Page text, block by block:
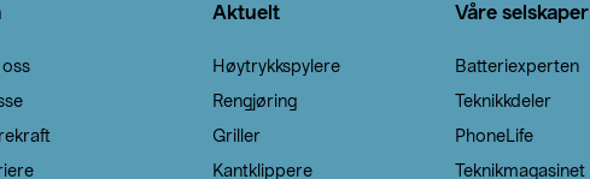
oss
Aktuelt
Høytrykkspylere
Rengjøring
Griller
Kantklippere
Våre selskaper
Batteriexperten
Teknikkdeler
PhoneLife
Teknikmagasinet